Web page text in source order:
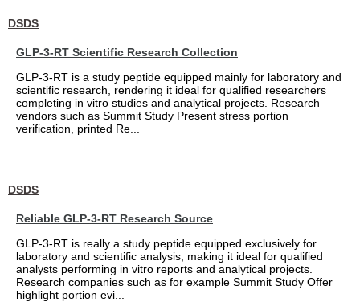
DSDS
GLP-3-RT Scientific Research Collection
GLP-3-RT is a study peptide equipped mainly for laboratory and
scientific research, rendering it ideal for qualified researchers
completing in vitro studies and analytical projects. Research
vendors such as Summit Study Present stress portion
verification, printed Re...
DSDS
Reliable GLP-3-RT Research Source
GLP-3-RT is really a study peptide equipped exclusively for
laboratory and scientific analysis, making it ideal for qualified
analysts performing in vitro reports and analytical projects.
Research companies such as for example Summit Study Offer
highlight portion evi...